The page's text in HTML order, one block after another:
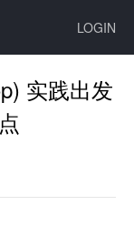
LOGIN
实践出发